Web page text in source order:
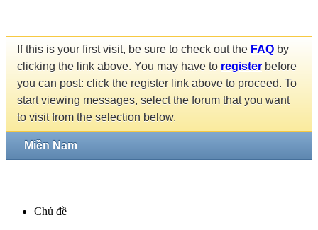
If this is your first visit, be sure to check out the FAQ by
clicking the link above. You may have to register before
you can post: click the register link above to proceed. To
start viewing messages, select the forum that you want
to visit from the selection below.
Miền Nam
Chủ đề